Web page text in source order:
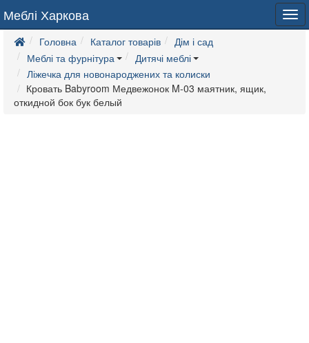
Меблі Харкова
Головна Каталог товарів
Дім і сад
Меблі та фурнітура
Дитячі меблі
Ліжечка для новонароджених та колиски
Кровать Babyroom Медвежонок M-03 маятник, ящик,
откидной бок бук белый